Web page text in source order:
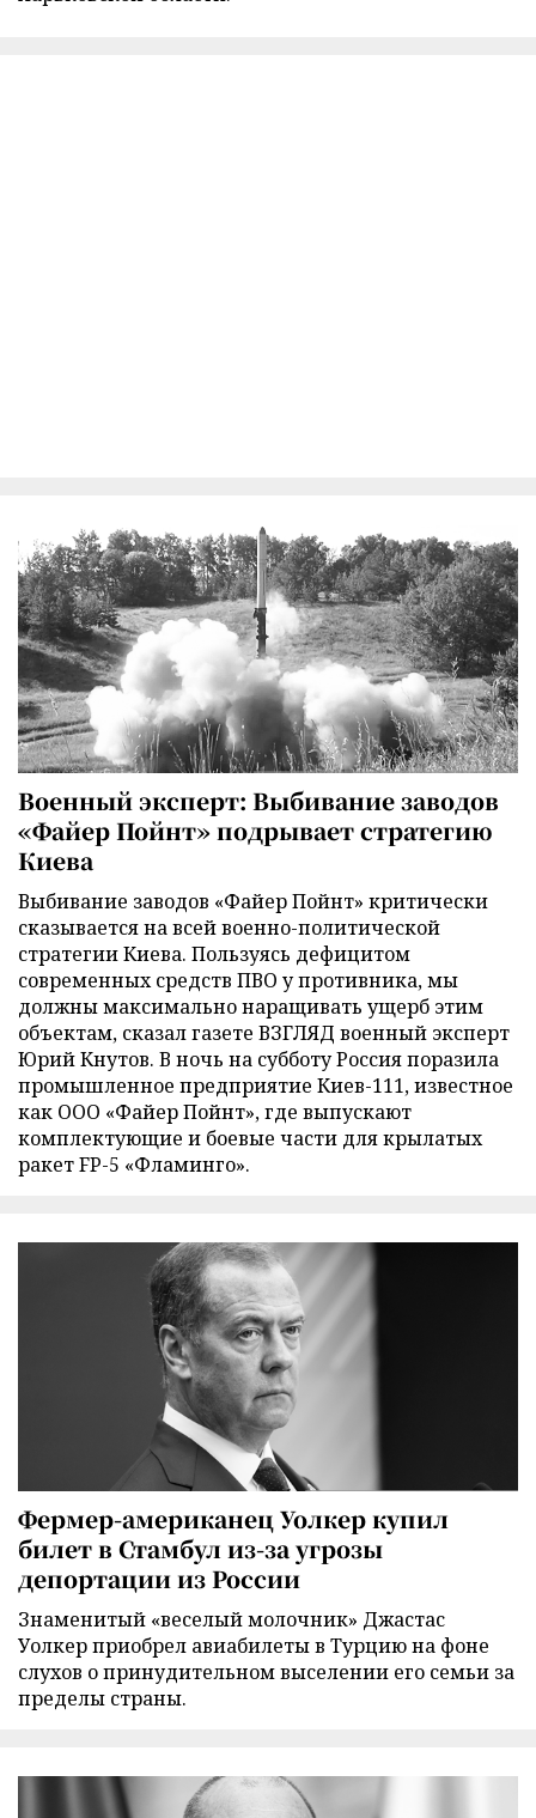
Военный эксперт: Выбивание заводов
«Файер Пойнт» подрывает стратегию
Киева
Выбивание заводов «Файер Пойнт» критически
сказывается на всей военно-политической
стратегии Киева. Пользуясь дефицитом
современных средств ПВО у противника, мы
должны максимально наращивать ущерб этим
объектам, сказал газете ВЗГЛЯД военный эксперт
Юрий Кнутов. В ночь на субботу Россия поразила
промышленное предприятие Киев-111, известное
как ООО «Файер Пойнт», где выпускают
комплектующие и боевые части для крылатых
ракет FP-5 «Фламинго».
Фермер-американец Уолкер купил
билет в Стамбул из-за угрозы
депортации из России
Знаменитый «веселый молочник» Джастас
Уолкер приобрел авиабилеты в Турцию на фоне
слухов о принудительном выселении его семьи за
пределы страны.